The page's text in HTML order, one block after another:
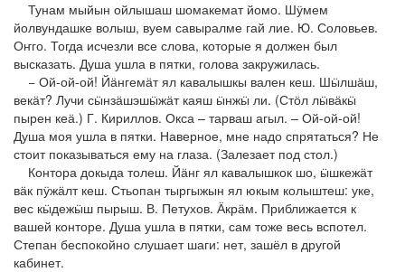
Тунам мыйын ойлышаш шомакемат йомо. Шӱмем
йолвундашке волыш, вуем савыралме гай лие. Ю. Соловьев.
Оҥго. Тогда исчезли все слова, которые я должен был
высказать. Душа ушла в пятки, голова закружилась.
− Ой-ой-ой! Йӓнгемӓт ял кавалышкы вален кеш. Шӹлшӓш,
векӓт? Лучи сӹнзӓшэшӹжӓт каяш ӹнжӹ ли. (Стӧл лӹвӓкӹ
пырен кеӓ.) Г. Кириллов. Окса – тарваш агыл. – Ой-ой-ой!
Душа моя ушла в пятки. Наверное, мне надо спрятаться? Не
стоит показываться ему на глаза. (Залезает под стол.)
Контора докыда толеш. Йӓнг ял кавалышкок шо, ӹшкежӓт
вӓк пӱжӓлт кеш. Стьопан тыргыжын ял юкым колыштеш: уке,
вес кӹдежӹш пырыш. В. Петухов. Ӓкрӓм. Приближается к
вашей конторе. Душа ушла в пятки, сам тоже весь вспотел.
Степан беспокойно слушает шаги: нет, зашёл в другой
кабинет.